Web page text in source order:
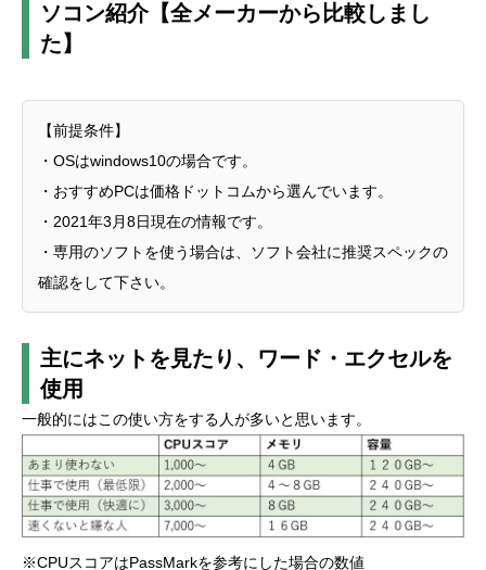
ソコン紹介【全メーカーから比較しまし
た】
【前提条件】
・OSはwindows10の場合です。
・おすすめPCは価格ドットコムから選んでいます。
・2021年3月8日現在の情報です。
・専用のソフトを使う場合は、ソフト会社に推奨スペックの
確認をして下さい。
主にネットを見たり、ワード・エクセルを
使用
一般的にはこの使い方をする人が多いと思います。
※CPUスコアはPassMarkを参考にした場合の数値